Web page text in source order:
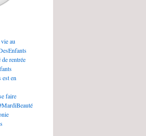
au
rentrée
est en
faire